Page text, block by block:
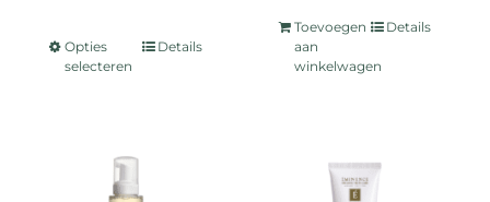
Opties
selecteren
Dit
product
variaties.
Deze
Details
Toevoegen
aan
winkelwagen
Details